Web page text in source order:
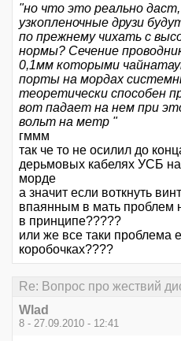
"но что это реально
узкопленочные друзи
по прежнему чихать с
нормы? Сечение
0,1мм которыми
порты на мордах
теоретически способен
вот падает на нем при
вольт на метр "
гммм
так че то не осилил до
дерьмовых кабелях УСБ на
морде
а значит если воткнуть
впаянным в мать проблем
в принципе?????
или же все таки проблема
коробочках????
Re: Вопрос про жествий
Wlad
8 - 27.09.2010 - 12:41